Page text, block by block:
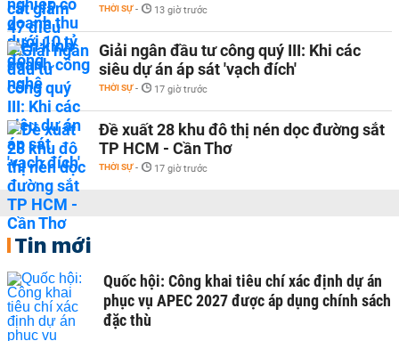
THỜI SỰ - 13 giờ trước
Giải ngân đầu tư công quý III: Khi các
siêu dự án áp sát 'vạch đích'
THỜI SỰ - 17 giờ trước
Đề xuất 28 khu đô thị nén dọc đường sắt
TP HCM - Cần Thơ
THỜI SỰ - 17 giờ trước
Tin mới
Quốc hội: Công khai tiêu chí xác định dự án
phục vụ APEC 2027 được áp dụng chính sách
đặc thù